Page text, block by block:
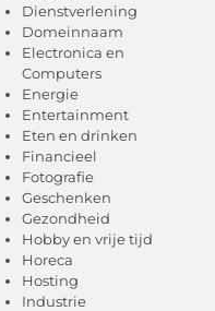
Dienstverlening
Domeinnaam
Electronica en
Computers
Energie
Entertainment
Eten en drinken
Financieel
Fotografie
Geschenken
Gezondheid
Hobby en vrije tijd
Horeca
Hosting
Industrie